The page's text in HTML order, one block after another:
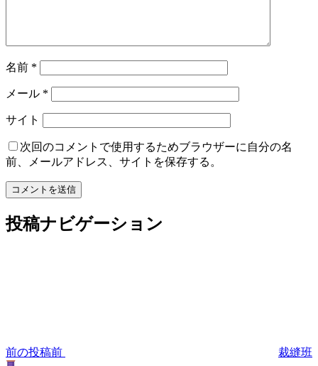
名前 *
メール *
サイト
次回のコメントで使用するためブラウザーに自分の名
前、メールアドレス、サイトを保存する。
投稿ナビゲーション
前の投稿前 裁縫班